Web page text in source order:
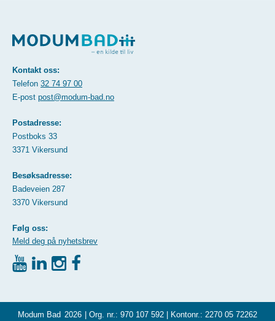
Kontakt oss:
Telefon 32 74 97 00
E-post post@modum-bad.no
Postadresse:
Postboks 33
3371 Vikersund
Besøksadresse:
Badeveien 287
3370 Vikersund
Følg oss:
Meld deg på nyhetsbrev
Modum Bad 2026 | Org. nr.: 970 107 592 | Kontonr.: 2270 05 72262